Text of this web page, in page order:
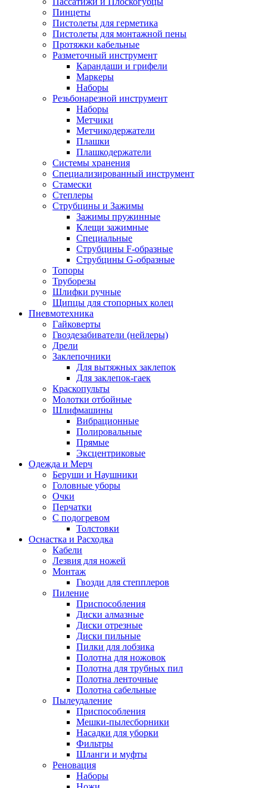
Пинцеты
Пистолеты для герметика
Пистолеты для монтажной пены
Протяжки кабельные
Разметочный инструмент
Карандаши и грифели
Маркеры
Наборы
Резьбонарезной инструмент
Наборы
Метчики
Метчикодержатели
Плашки
Плашкодержатели
Системы хранения
Специализированный инструмент
Стамески
Степлеры
Струбцины и Зажимы
Зажимы пружинные
Клещи зажимные
Специальные
Струбцины F-образные
Струбцины G-образные
Топоры
Труборезы
Шлифки ручные
Щипцы для стопорных колец
Пневмотехника
Гайковерты
Гвоздезабиватели (нейлеры)
Дрели
Заклепочники
Для вытяжных заклепок
Для заклепок-гаек
Краскопульты
Молотки отбойные
Шлифмашины
Вибрационные
Полировальные
Прямые
Эксцентриковые
Одежда и Мерч
Беруши и Наушники
Головные уборы
Очки
Перчатки
С подогревом
Толстовки
Оснастка и Расходка
Кабели
Лезвия для ножей
Монтаж
Гвозди для степплеров
Пиление
Приспособления
Диски алмазные
Диски отрезные
Диски пильные
Пилки для лобзика
Полотна для ножовок
Полотна для трубных пил
Полотна ленточные
Полотна сабельные
Пылеудаление
Приспособления
Мешки-пылесборники
Насадки для уборки
Фильтры
Шланги и муфты
Реновация
Наборы